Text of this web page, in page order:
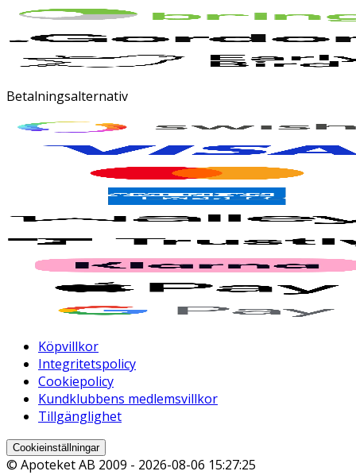
Betalningsalternativ
Köpvillkor
Integritetspolicy
Cookiepolicy
Kundklubbens medlemsvillkor
Tillgänglighet
Cookieinställningar
© Apoteket AB 2009 - 2026-08-06 15:27:25